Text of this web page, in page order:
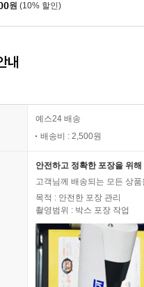
원 (10% 할인)
내
예스24 배송
배송비 : 2,500원
안전하고 정확한 포장을 위
고객님께 배송되는 모든 상
목적 : 안전한 포장 관리
촬영범위 : 박스 포장 작업